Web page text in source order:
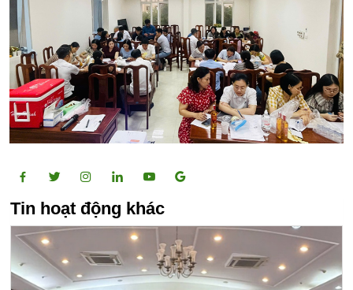
Tin hoạt động khác